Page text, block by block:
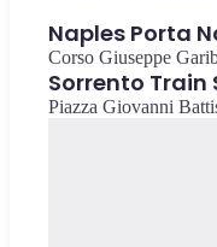
Naples Porta
Corso Giuseppe
Sorrento Train
Piazza Giovanni